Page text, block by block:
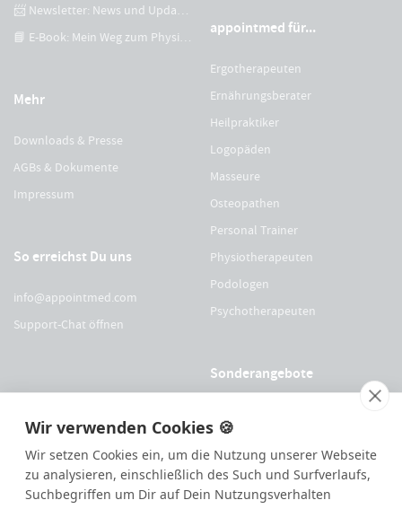
Wir verwenden Cookies 🍪
Wir setzen Cookies ein, um die Nutzung unserer Webseite
zu analysieren, einschließlich des Such und Surfverlaufs,
Suchbegriffen um Dir auf Dein Nutzungsverhalten
📨 Newsletter: News und Updates
📘 E-Book: Mein Weg zum Physiotherapeuten
Mehr
Downloads & Presse
AGBs & Dokumente
Impressum
So erreichst Du uns
info@appointmed.com
Support-Chat öffnen
appointmed für...
Ergotherapeuten
Ernährungsberater
Heilpraktiker
Logopäden
Masseure
Osteopathen
Personal Trainer
Physiotherapeuten
Podologen
Psychotherapeuten
Sonderangebote
Für OEGO Mitglieder
Für VDOE Mitglieder